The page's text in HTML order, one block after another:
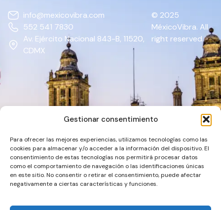
Gestionar consentimiento
Para ofrecer las mejores experiencias, utilizamos tecnologías como las
cookies para almacenar y/o acceder a la información del dispositivo. El
consentimiento de estas tecnologías nos permitirá procesar datos
como el comportamiento de navegación o las identificaciones únicas
en este sitio. No consentir o retirar el consentimiento, puede afectar
negativamente a ciertas características y funciones.
info@mexicovibra.com
552 541 7830
Av. Ejército Nacional 843-B, 11520,
CDMX
© 2025
MéxicoVibra. All
right reserved.